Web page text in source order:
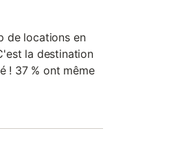
de locations en
la destination
! 37 % ont même